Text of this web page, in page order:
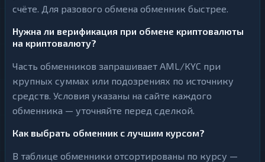
счёте. Для разового обмена обменник быстрее.
Нужна ли верификация при обмене криптовалюты
на криптовалюту?
Часть обменников запрашивает AML/KYC при
крупных суммах или подозрениях по источнику
средств. Условия указаны на сайте каждого
обменника — уточняйте перед сделкой.
Как выбрать обменник с лучшим курсом?
В таблице обменники отсортированы по курсу —